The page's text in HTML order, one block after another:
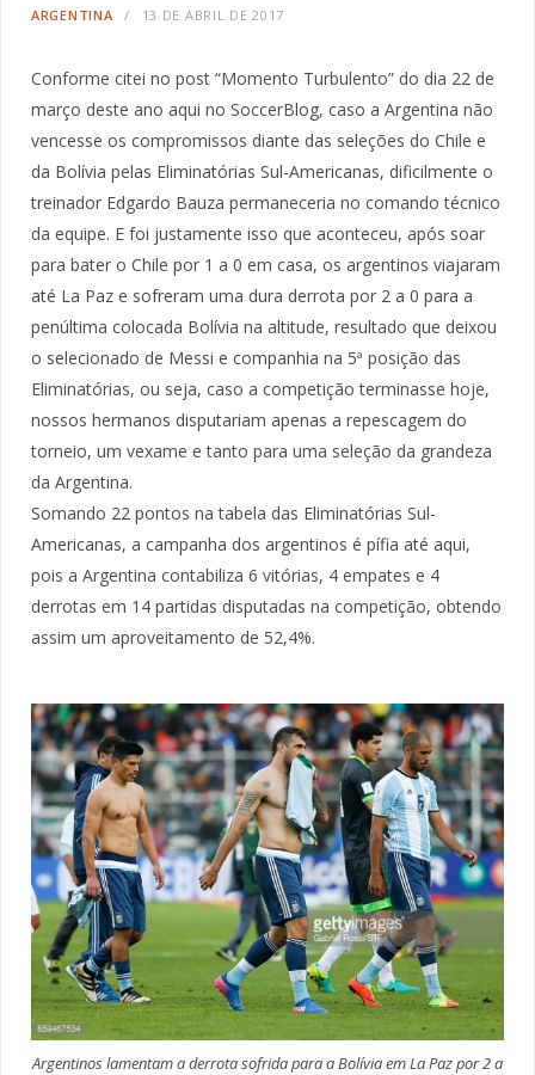
ARGENTINA 13 DE ABRIL DE 2017
Conforme citei no post “Momento Turbulento” do dia 22 de
março deste ano aqui no SoccerBlog, caso a Argentina não
vencesse os compromissos diante das seleções do Chile e
da Bolívia pelas Eliminatórias Sul-Americanas, dificilmente o
treinador Edgardo Bauza permaneceria no comando técnico
da equipe. E foi justamente isso que aconteceu, após soar
para bater o Chile por 1 a 0 em casa, os argentinos viajaram
até La Paz e sofreram uma dura derrota por 2 a 0 para a
penúltima colocada Bolívia na altitude, resultado que deixou
o selecionado de Messi e companhia na 5ª posição das
Eliminatórias, ou seja, caso a competição terminasse hoje,
nossos hermanos disputariam apenas a repescagem do
torneio, um vexame e tanto para uma seleção da grandeza
da Argentina.
Somando 22 pontos na tabela das Eliminatórias Sul-
Americanas, a campanha dos argentinos é pífia até aqui,
pois a Argentina contabiliza 6 vitórias, 4 empates e 4
derrotas em 14 partidas disputadas na competição, obtendo
assim um aproveitamento de 52,4%.
Argentinos lamentam a derrota sofrida para a Bolívia em La Paz por 2 a